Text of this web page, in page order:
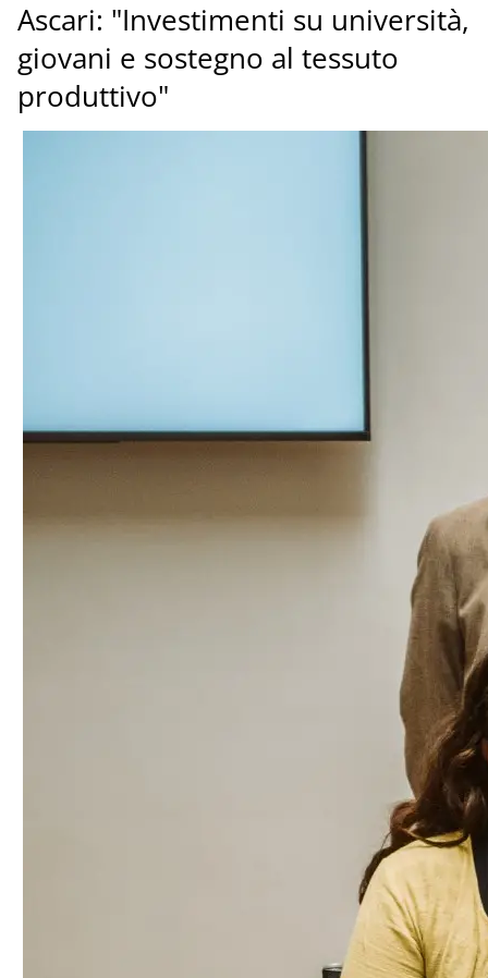
Ascari: "Investimenti su università,
giovani e sostegno al tessuto
produttivo"